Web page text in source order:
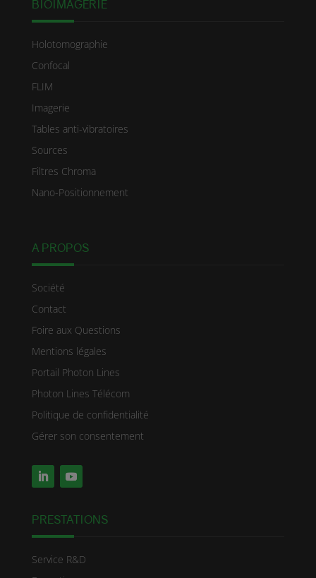
BIOIMAGERIE
Holotomographie
Confocal
FLIM
Imagerie
Tables anti-vibratoires
Sources
Filtres Chroma
Nano-Positionnement
A PROPOS
Société
Contact
Foire aux Questions
Mentions légales
Portail Photon Lines
Photon Lines Télécom
Politique de confidentialité
Gérer son consentement
PRESTATIONS
Service R&D